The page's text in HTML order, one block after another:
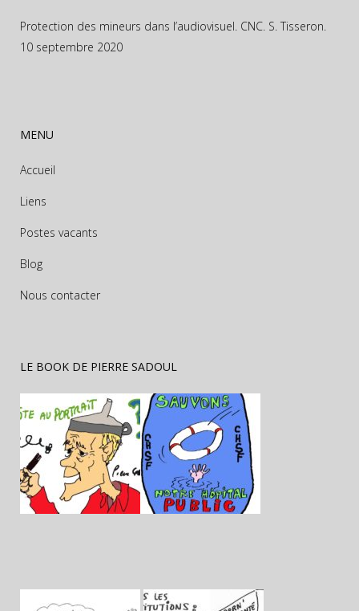
Protection des mineurs dans l’audiovisuel. CNC. S. Tisseron.
10 septembre 2020
MENU
Accueil
Liens
Postes vacants
Blog
Nous contacter
LE BOOK DE PIERRE SADOUL